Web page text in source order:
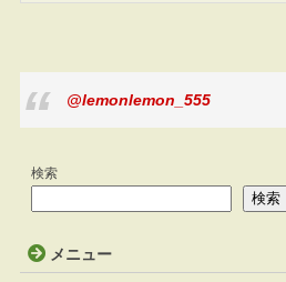
@lemonlemon_555
検索
検索
メニュー